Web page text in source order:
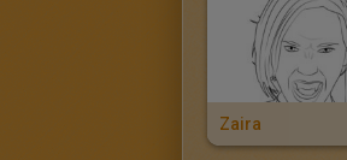
Zaira